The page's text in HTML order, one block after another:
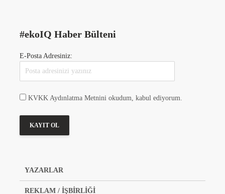
#ekoIQ Haber Bülteni
E-Posta Adresiniz:
KVKK Aydınlatma Metnini okudum, kabul ediyorum.
YAZARLAR
REKLAM / İŞBİRLİĞİ